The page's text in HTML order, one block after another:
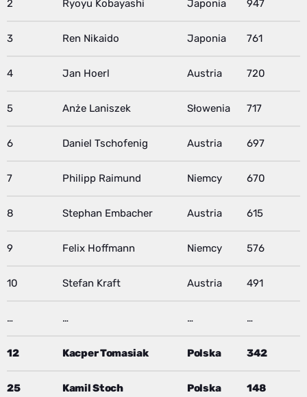
2 Ryoyu Kobayashi Japonia 947
3 Ren Nikaido Japonia 761
4 Jan Hoerl Austria 720
5 Anże Laniszek Słowenia 717
6 Daniel Tschofenig Austria 697
7 Philipp Raimund Niemcy 670
8 Stephan Embacher Austria 615
9 Felix Hoffmann Niemcy 576
10 Stefan Kraft Austria 491
… … … …
12 Kacper Tomasiak Polska 342
25 Kamil Stoch Polska 148